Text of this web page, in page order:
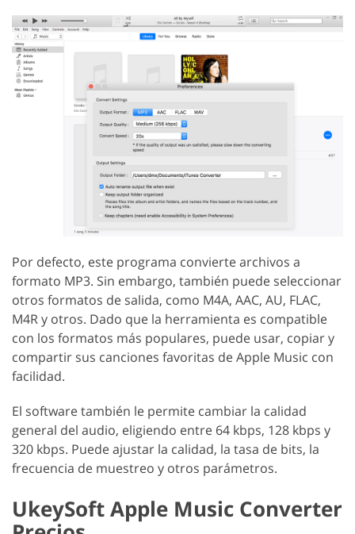
Por defecto, este programa convierte archivos a
formato MP3. Sin embargo, también puede seleccionar
otros formatos de salida, como M4A, AAC, AU, FLAC,
M4R y otros. Dado que la herramienta es compatible
con los formatos más populares, puede usar, copiar y
compartir sus canciones favoritas de Apple Music con
facilidad.
El software también le permite cambiar la calidad
general del audio, eligiendo entre 64 kbps, 128 kbps y
320 kbps. Puede ajustar la calidad, la tasa de bits, la
frecuencia de muestreo y otros parámetros.
UkeySoft Apple Music Converter